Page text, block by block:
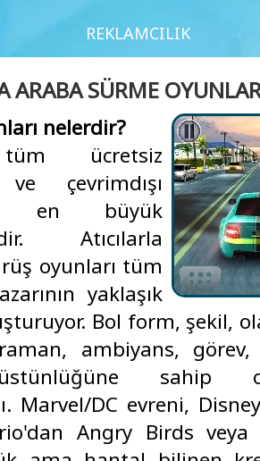
REKLAMCILIK
ARABA SÜRME
nelerdir?
ücretsiz
çevrimdışı
en büyük
Atıcılarla
oyunları tüm
yaklaşık
Bol form, şekil,
ambiyans,
sahip
Marvel/DC evreni,
Angry Birds